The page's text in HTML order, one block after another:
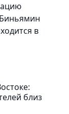
в
близ